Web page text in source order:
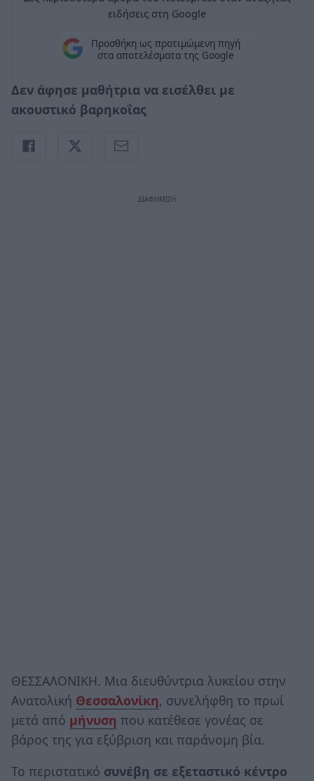
ειδήσεις στη Google
Προσθήκη ως προτιμώμενη πηγή
στα αποτελέσματα της Google
Δεν άφησε μαθήτρια να εισέλθει με
ακουστικό βαρηκοΐας
ΘΕΣΣΑΛΟΝΙΚΗ. Μια διευθύντρια λυκείου στην
Ανατολική Θεσσαλονίκη, συνελήφθη το πρωί
μετά από μήνυση που κατέθεσε γονέας σε
βάρος της για εξύβριση και παράνομη βία.
Το περιστατικό συνέβη σε εξεταστικό κέντρο